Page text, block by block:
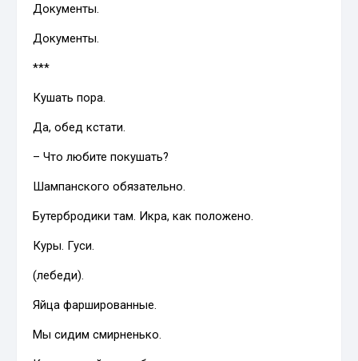
Документы.
Документы.
***
Кушать пора.
Да, обед кстати.
– Что любите покушать?
Шампанского обязательно.
Бутербродики там. Икра, как положено.
Куры. Гуси.
(лебеди).
Яйца фаршированные.
Мы сидим смирненько.